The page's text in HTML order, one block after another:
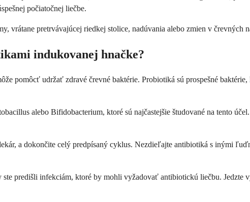
počiatočnej liečbe.
vrátane pretrvávajúcej riedkej stolice, nadúvania alebo zmien v
indukovanej hnačke?
pomôcť udržať zdravé črevné baktérie. Probiotiká sú prospešné
alebo Bifidobacterium, ktoré sú najčastejšie študované na tento
a dokončite celý predpísaný cyklus. Nezdieľajte antibiotiká s inými
predišli infekciám, ktoré by mohli vyžadovať antibiotickú liečbu. Jedzte